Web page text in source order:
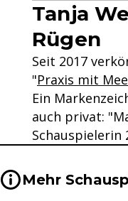
Tanja
Rügen
Seit 2017
"Praxis mit
Ein
auch privat:
Schauspielerin
Wichtige
Mehr